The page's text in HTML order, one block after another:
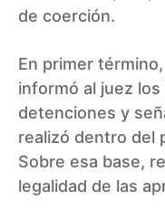
de coerción.
En primer
informó al juez
detenciones y
realizó dentro del
Sobre esa base,
legalidad de las